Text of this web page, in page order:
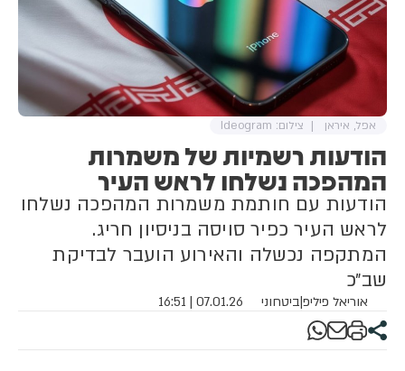
הודעות רשמיות של משמרות
המהפכה נשלחו לראש העיר
הודעות עם חותמת משמרות המהפכה נשלחו
לראש העיר כפיר סויסה בניסיון חריג.
המתקפה נכשלה והאירוע הועבר לבדיקת
שב״כ
אוריאל פיליפ|ביטחוני 07.01.26 | 16:51
אפל, איראן צילום: Ideogram